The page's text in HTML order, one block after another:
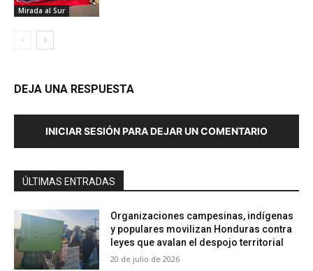
Mirada al Sur
DEJA UNA RESPUESTA
INICIAR SESIÓN PARA DEJAR UN COMENTARIO
ÚLTIMAS ENTRADAS
Organizaciones campesinas, indígenas
y populares movilizan Honduras contra
leyes que avalan el despojo territorial
20 de julio de 2026